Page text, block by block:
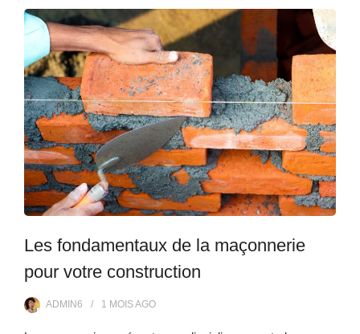
Les fondamentaux de la maçonnerie
pour votre construction
ADMIN6 1 MOISAGO